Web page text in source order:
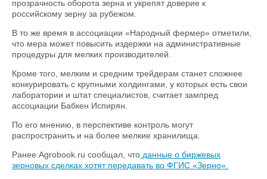
прозрачность оборота зерна и укрепят доверие к
российскому зерну за рубежом.
В то же время в ассоциации «Народный фермер» отметили,
что мера может повысить издержки на административные
процедуры для мелких производителей.
Кроме того, мелким и средним трейдерам станет сложнее
конкурировать с крупными холдингами, у которых есть свои
лаборатории и штат специалистов, считает зампред
ассоциации Бабкен Испирян.
По его мнению, в перспективе контроль могут
распространить и на более мелкие хранилища.
Ранее Agrobook.ru сообщал, что данные о биржевых
зерновых сделках хотят передавать во ФГИС «Зерно».